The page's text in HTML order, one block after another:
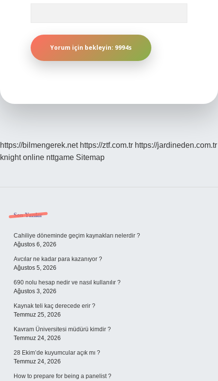
https://bilmengerek.net https://ztf.com.tr https://jardineden.com.tr
knight online nttgame Sitemap
Sidebar
Son Yazılar
Cahiliye döneminde geçim kaynakları nelerdir ?
Ağustos 6, 2026
Avcılar ne kadar para kazanıyor ?
Ağustos 5, 2026
690 nolu hesap nedir ve nasıl kullanılır ?
Ağustos 3, 2026
Kaynak teli kaç derecede erir ?
Temmuz 25, 2026
Kavram Üniversitesi müdürü kimdir ?
Temmuz 24, 2026
28 Ekim’de kuyumcular açık mı ?
Temmuz 24, 2026
How to prepare for being a panelist ?